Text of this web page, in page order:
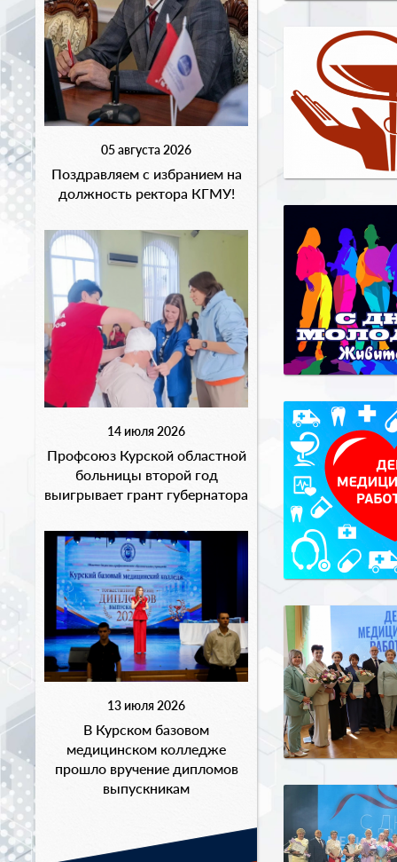
05 августа 2026
Поздравляем с избранием на
должность ректора КГМУ!
14 июля 2026
Профсоюз Курской областной
больницы второй год
выигрывает грант губернатора
13 июля 2026
В Курском базовом
медицинском колледже
прошло вручение дипломов
выпускникам